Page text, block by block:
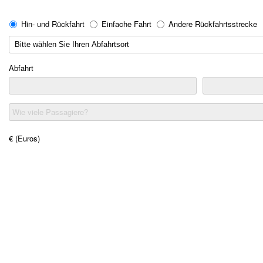
Hin- und Rückfahrt Einfache Fahrt Andere Rückfahrtsstrecke
Abfahrt
Wie viele Passagiere?
€ (Euros)